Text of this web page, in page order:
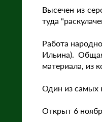
Высечен из
туда
Работа
Ильина).
материала, из
Один из самых
Открыт 6